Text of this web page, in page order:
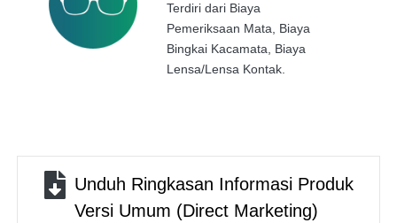
Terdiri dari Biaya
Pemeriksaan Mata, Biaya
Bingkai Kacamata, Biaya
Lensa/Lensa Kontak.
Unduh Ringkasan Informasi Produk
Versi Umum (Direct Marketing)